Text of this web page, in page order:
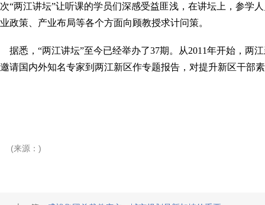
次“两江讲坛”让听课的学员们深感受益匪浅，在讲坛上，参学
业政策、产业布局等各个方面向顾教授求计问策。
据悉，“两江讲坛”至今已经举办了37期。从2011年开始，两
邀请国内外知名专家到两江新区作专题报告，对提升新区干部
(来源：)